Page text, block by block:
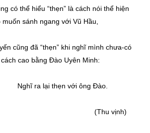
có thể hiểu “thẹn” là cách nói thể hiện
sánh ngang với Vũ Hầu,
cũng đã “thẹn” khi nghĩ mình chưa-có
cao bằng Đào Uyên Minh:
lại thẹn với ông Đào.
vịnh)